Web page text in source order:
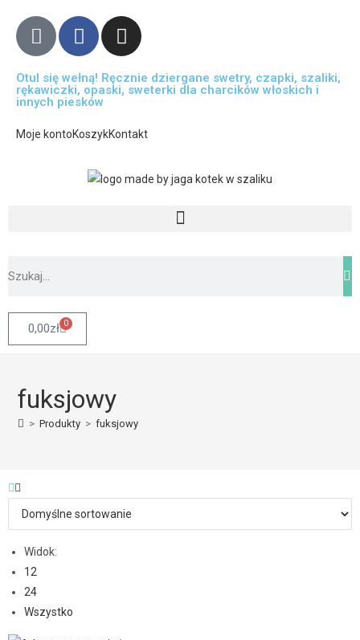
Otul się wełną! Ręcznie dziergane swetry, czapki, szaliki,
rękawiczki, opaski, sweterki dla charcików włoskich i
innych piesków
Moje kontoKoszykKontakt
0,00zł 0
fuksjowy
> Produkty > fuksjowy
Widok:
12
24
Wszystko